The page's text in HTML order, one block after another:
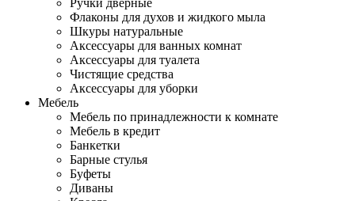
Ручки дверные
Флаконы для духов и жидкого мыла
Шкуры натуральные
Аксессуары для ванных комнат
Аксессуары для туалета
Чистящие средства
Аксессуары для уборки
Мебель
Мебель по принадлежности к комнате
Мебель в кредит
Банкетки
Барные стулья
Буфеты
Диваны